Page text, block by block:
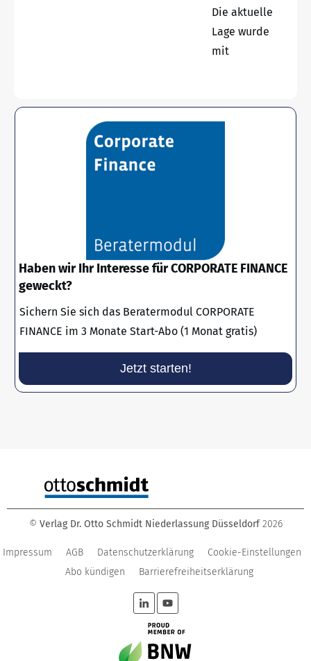
Die aktuelle
Lage wurde
mit
Haben wir Ihr Interesse für CORPORATE FINANCE
geweckt?
Sichern Sie sich das Beratermodul CORPORATE
FINANCE im 3 Monate Start-Abo (1 Monat gratis)
Jetzt starten!
© Verlag Dr. Otto Schmidt Niederlassung Düsseldorf 2026
Impressum AGB Datenschutzerklärung
Cookie-Einstellungen
Abo kündigen
Barrierefreiheitserklärung